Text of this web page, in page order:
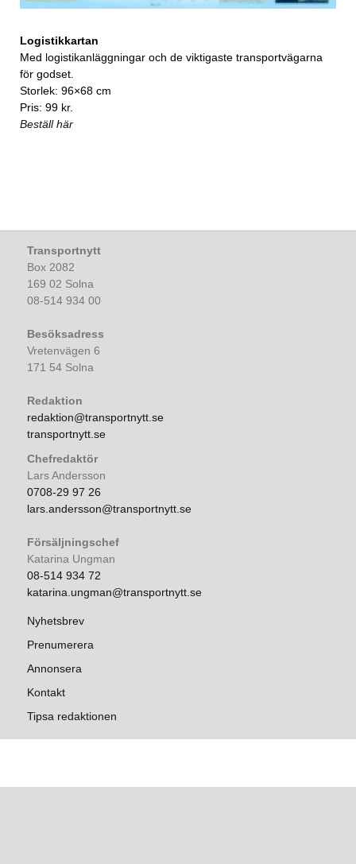
Logistikkartan
Med logistikanläggningar och de viktigaste transportvägarna
för godset.
Storlek: 96×68 cm
Pris: 99 kr.
Beställ här
Transportnytt
Box 2082
169 02 Solna
08-514 934 00
Besöksadress
Vretenvägen 6
171 54 Solna
Redaktion
redaktion@transportnytt.se
transportnytt.se
Chefredaktör
Lars Andersson
0708-29 97 26
lars.andersson@transportnytt.se
Försäljningschef
Katarina Ungman
08-514 934 72
katarina.ungman@transportnytt.se
Nyhetsbrev
Prenumerera
Annonsera
Kontakt
Tipsa redaktionen